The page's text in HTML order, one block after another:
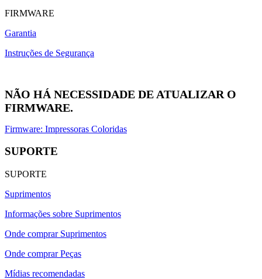
FIRMWARE
Garantia
Instruções de Segurança
NÃO HÁ NECESSIDADE DE ATUALIZAR O
FIRMWARE.
Firmware: Impressoras Coloridas
SUPORTE
SUPORTE
Suprimentos
Informações sobre Suprimentos
Onde comprar Suprimentos
Onde comprar Peças
Mídias recomendadas